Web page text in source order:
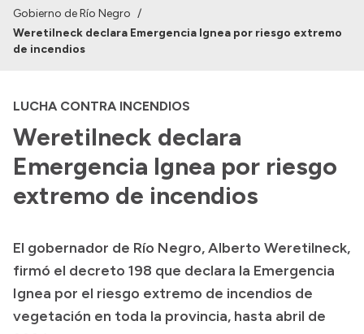
Autoridades
Autoridades y Organismos
Discursos en la Legislatura
Casa de Gobierno
Acerca de Río Negro
Geografía
Invertí en Río Negro
Gobierno de Río Negro /
Weretilneck declara Emergencia Ignea por riesgo extremo
de incendios
LUCHA CONTRA INCENDIOS
Weretilneck declara
Emergencia Ignea por riesgo
extremo de incendios
El gobernador de Río Negro, Alberto Weretilneck,
firmó el decreto 198 que declara la Emergencia
Ignea por el riesgo extremo de incendios de
vegetación en toda la provincia, hasta abril de